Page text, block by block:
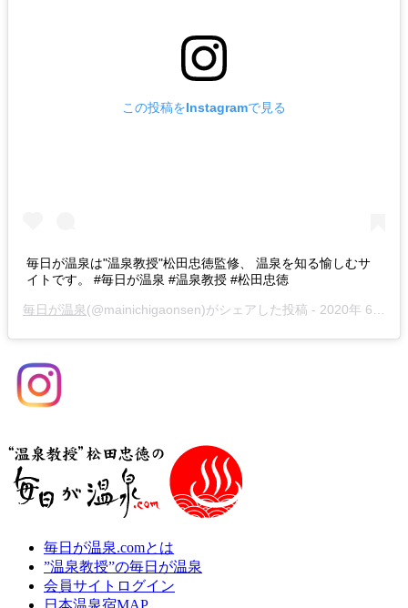
この投稿をInstagramで見る
毎日が温泉は"温泉教授"松田忠徳監修、 温泉を知る愉しむサ
イトです。 #毎日が温泉 #温泉教授 #松田忠徳
毎日が温泉(@mainichigaonsen)がシェアした投稿 - 2020年 6月月29日午前12時05分PDT
毎日が温泉.comとは
”温泉教授”の毎日が温泉
会員サイトログイン
日本温泉宿MAP